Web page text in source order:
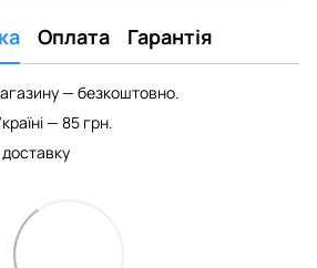
Оплата Гарантія
— безкоштовно.
— 85 грн.
доставку